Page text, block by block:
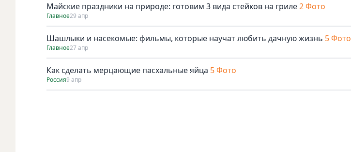
Майские праздники на природе: готовим 3 вида стейков на гриле2 Фото
Главное29 апр
Шашлыки и насекомые: фильмы, которые научат любить дачную жизнь 5 Фото
Главное27 апр
Как сделать мерцающие пасхальные яйца 5 Фото
Россия9 апр